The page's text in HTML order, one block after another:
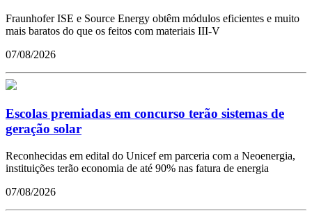
Fraunhofer ISE e Source Energy obtêm módulos eficientes e muito
mais baratos do que os feitos com materiais III-V
07/08/2026
Escolas premiadas em concurso terão sistemas de
geração solar
Reconhecidas em edital do Unicef em parceria com a Neoenergia,
instituições terão economia de até 90% nas fatura de energia
07/08/2026